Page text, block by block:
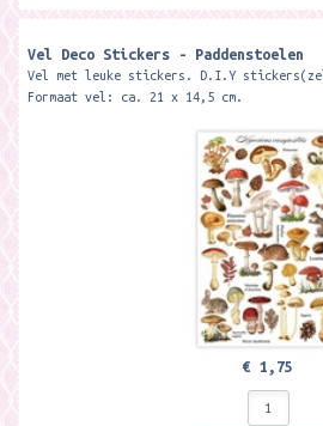
Vel Deco Stickers - Paddenstoelen
Vel met leuke stickers. D.I.Y
Formaat vel: ca. 21 x 14,5 cm.
€ 1,75